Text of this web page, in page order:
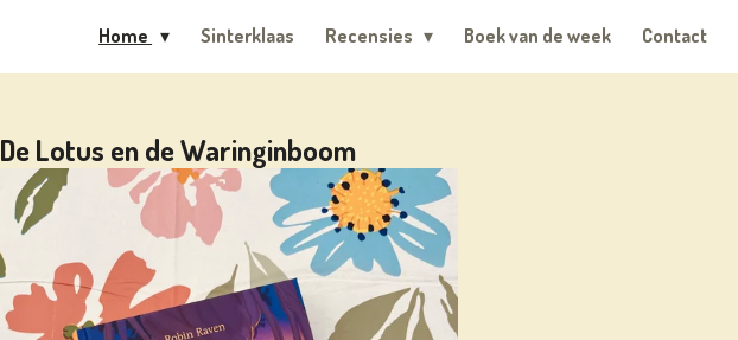
Home Sinterklaas Recensies Boek van de week Contact
De Lotus en de Waringinboom